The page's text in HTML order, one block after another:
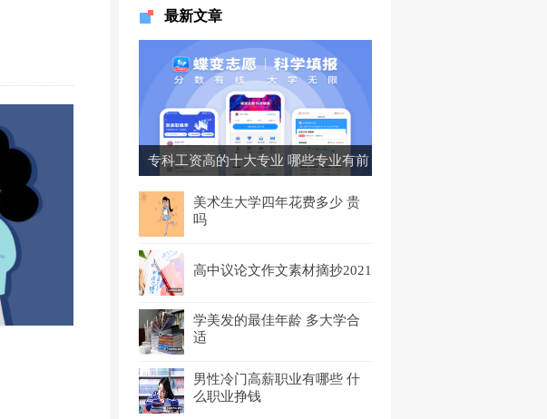
最新文章
专科工资高的十大专业 哪些专业有前
景
美术生大学四年花费多少 贵
吗
高中议论文作文素材摘抄2021
学美发的最佳年龄 多大学合
适
男性冷门高薪职业有哪些 什
么职业挣钱